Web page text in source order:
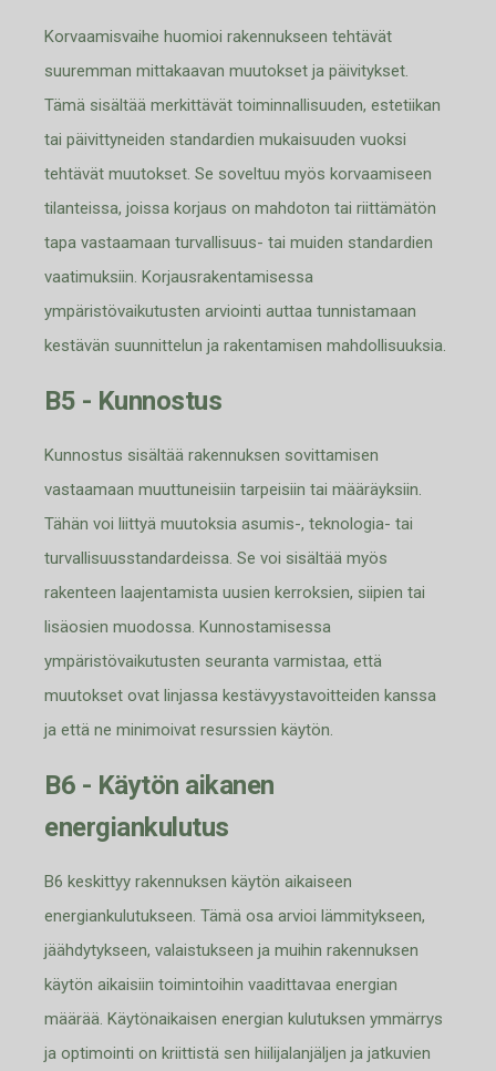
Korvaamisvaihe huomioi rakennukseen tehtävät
suuremman mittakaavan muutokset ja päivitykset.
Tämä sisältää merkittävät toiminnallisuuden, estetiikan
tai päivittyneiden standardien mukaisuuden vuoksi
tehtävät muutokset. Se soveltuu myös korvaamiseen
tilanteissa, joissa korjaus on mahdoton tai riittämätön
tapa vastaamaan turvallisuus- tai muiden standardien
vaatimuksiin. Korjausrakentamisessa
ympäristövaikutusten arviointi auttaa tunnistamaan
kestävän suunnittelun ja rakentamisen mahdollisuuksia.
B5 - Kunnostus
Kunnostus sisältää rakennuksen sovittamisen
vastaamaan muuttuneisiin tarpeisiin tai määräyksiin.
Tähän voi liittyä muutoksia asumis-, teknologia- tai
turvallisuusstandardeissa. Se voi sisältää myös
rakenteen laajentamista uusien kerroksien, siipien tai
lisäosien muodossa. Kunnostamisessa
ympäristövaikutusten seuranta varmistaa, että
muutokset ovat linjassa kestävyystavoitteiden kanssa
ja että ne minimoivat resurssien käytön.
B6 - Käytön aikanen
energiankulutus
B6 keskittyy rakennuksen käytön aikaiseen
energiankulutukseen. Tämä osa arvioi lämmitykseen,
jäähdytykseen, valaistukseen ja muihin rakennuksen
käytön aikaisiin toimintoihin vaadittavaa energian
määrää. Käytönaikaisen energian kulutuksen ymmärrys
ja optimointi on kriittistä sen hiilijalanjäljen ja jatkuvien